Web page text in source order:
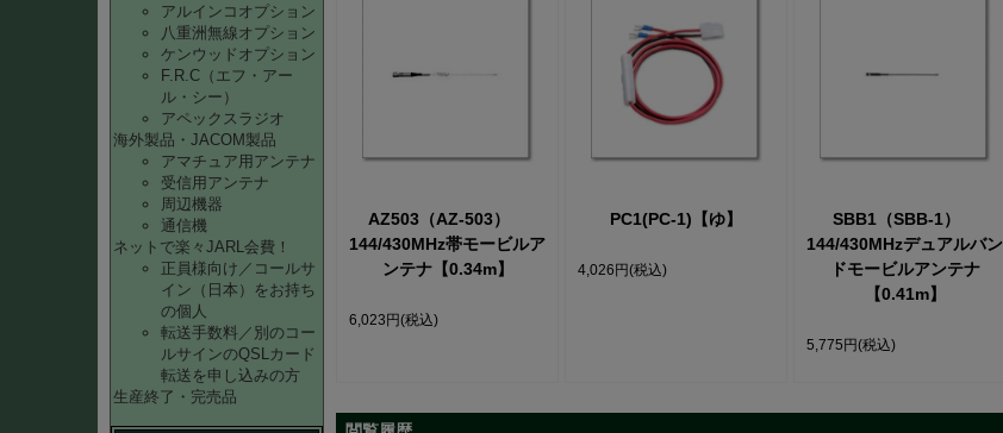
アルインコオプション
八重洲無線オプション
ケンウッドオプション
F.R.C（エフ・アー
ル・シー）
アペックスラジオ
海外製品・JACOM製品
アマチュア用アンテナ
受信用アンテナ
周辺機器
通信機
ネットで楽々JARL会費！
正員様向け／コールサ
イン（日本）をお持ち
の個人
転送手数料／別のコー
ルサインのQSLカード
転送を申し込みの方
生産終了・完売品
AZ503（AZ-503）
144/430MHz帯モービルア
ンテナ【0.34m】
6,023円(税込)
PC1(PC-1)【ゆ】
4,026円(税込)
SBB1（SBB-1）
144/430MHzデュアルバン
ドモービルアンテナ
【0.41m】
5,775円(税込)